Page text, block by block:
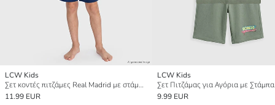
LCW Kids
Σετ κοντές πιτζάμες Real Madrid με στάμπα για αγόρια
11.99 EUR
LCW Kids
Σετ Πιτζάμας για Αγόρια με
9.99 EUR